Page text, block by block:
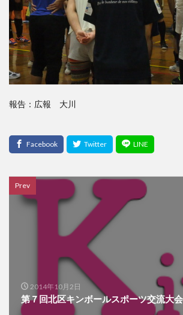
報告：広報 大川
Prev
2014年10月2日
第７回北区キンボールスポーツ交流